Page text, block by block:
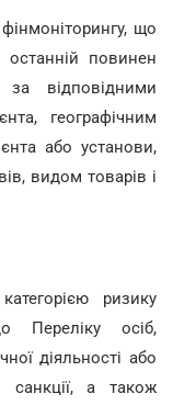
що
останній повинен
за відповідними
географічним
або установи,
видом товарів і
ризику
Переліку осіб,
діяльності або
санкції, а також